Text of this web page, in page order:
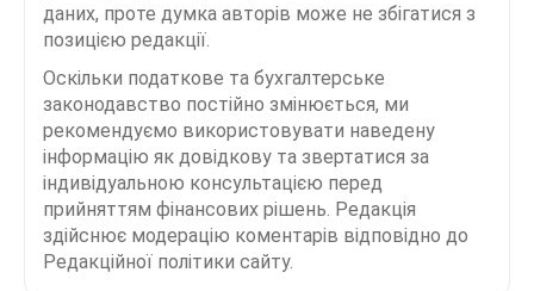
даних, проте думка авторів може не збігатися з
позицією редакції.
Оскільки податкове та бухгалтерське
законодавство постійно змінюється, ми
рекомендуємо використовувати наведену
інформацію як довідкову та звертатися за
індивідуальною консультацією перед
прийняттям фінансових рішень. Редакція
здійснює модерацію коментарів відповідно до
Редакційної політики сайту.